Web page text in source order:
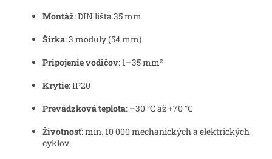
Montáž: DIN lišta 35 mm
Šírka: 3 moduly (54 mm)
Pripojenie vodičov: 1–35 mm²
Krytie: IP20
Prevádzková teplota: –30 °C až +70 °C
Životnosť: min. 10 000 mechanických a elektrických
cyklov